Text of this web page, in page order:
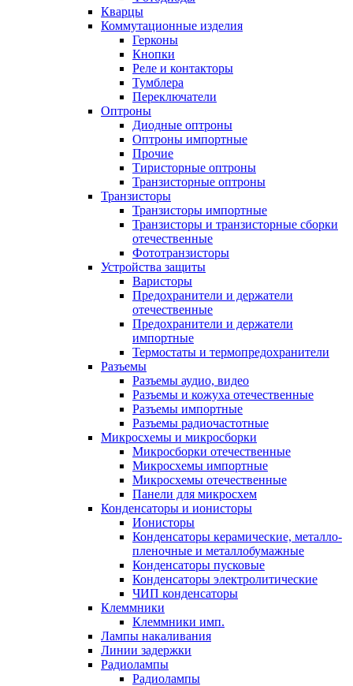
Кварцы
Коммутационные изделия
Герконы
Кнопки
Реле и контакторы
Тумблера
Переключатели
Оптроны
Диодные оптроны
Оптроны импортные
Прочие
Тиристорные оптроны
Транзисторные оптроны
Транзисторы
Транзисторы импортные
Транзисторы и транзисторные сборки
отечественные
Фототранзисторы
Устройства защиты
Варисторы
Предохранители и держатели
отечественные
Предохранители и держатели
импортные
Термостаты и термопредохранители
Разъемы
Разъемы аудио, видео
Разъемы и кожуха отечественные
Разъемы импортные
Разъемы радиочастотные
Микросхемы и микросборки
Микросборки отечественные
Микросхемы импортные
Микросхемы отечественные
Панели для микросхем
Конденсаторы и ионисторы
Ионисторы
Конденсаторы керамические, металло-
пленочные и металлобумажные
Конденсаторы пусковые
Конденсаторы электролитические
ЧИП конденсаторы
Клеммники
Клеммники имп.
Лампы накаливания
Линии задержки
Радиолампы
Радиолампы